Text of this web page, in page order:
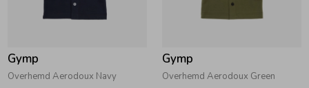
Boxpakjes
Rompers
Rokken & Skorts
Jumpsuits
Beenmode
Winteraccessoires
Gymp
Overhemd Aerodoux Navy
Gymp
Overhemd Aerodoux Green